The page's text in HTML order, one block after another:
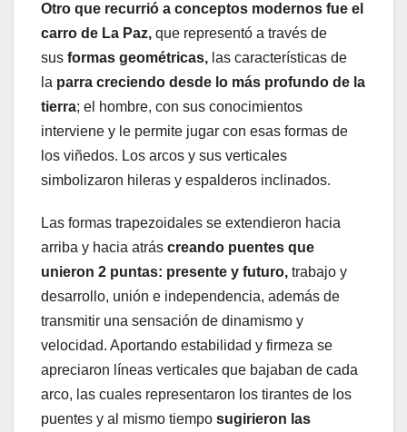
Otro que recurrió a conceptos modernos fue el
carro de La Paz, que representó a través de
sus formas geométricas, las características de
la parra creciendo desde lo más profundo de la
tierra; el hombre, con sus conocimientos
interviene y le permite jugar con esas formas de
los viñedos. Los arcos y sus verticales
simbolizaron hileras y espalderos inclinados.
Las formas trapezoidales se extendieron hacia
arriba y hacia atrás creando puentes que
unieron 2 puntas: presente y futuro, trabajo y
desarrollo, unión e independencia, además de
transmitir una sensación de dinamismo y
velocidad. Aportando estabilidad y firmeza se
apreciaron líneas verticales que bajaban de cada
arco, las cuales representaron los tirantes de los
puentes y al mismo tiempo sugirieron las